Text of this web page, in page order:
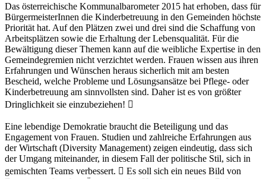
Das österreichische Kommunalbarometer 2015 hat erhoben, dass für
BürgermeisterInnen die Kinderbetreuung in den Gemeinden höchste
Priorität hat. Auf den Plätzen zwei und drei sind die Schaffung von
Arbeitsplätzen sowie die Erhaltung der Lebensqualität. Für die
Bewältigung dieser Themen kann auf die weibliche Expertise in den
Gemeindegremien nicht verzichtet werden. Frauen wissen aus ihren
Erfahrungen und Wünschen heraus sicherlich mit am besten
Bescheid, welche Probleme und Lösungsansätze bei Pflege- oder
Kinderbetreuung am sinnvollsten sind. Daher ist es von größter
Dringlichkeit sie einzubeziehen! 
Eine lebendige Demokratie braucht die Beteiligung und das
Engagement von Frauen. Studien und zahlreiche Erfahrungen aus
der Wirtschaft (Diversity Management) zeigen eindeutig, dass sich
der Umgang miteinander, in diesem Fall der politische Stil, sich in
gemischten Teams verbessert.  Es soll sich ein neues Bild von